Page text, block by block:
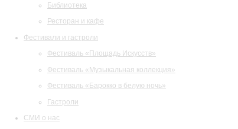
Библиотека
Ресторан и кафе
Фестивали и гастроли
Фестиваль «Площадь Искусств»
Фестиваль «Музыкальная коллекция»
Фестиваль «Барокко в белую ночь»
Гастроли
СМИ о нас